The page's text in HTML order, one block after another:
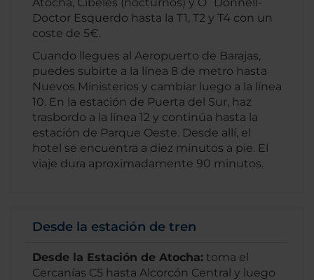
Doctor Esquerdo hasta la T1, T2 y T4 con un
coste de 5€.
Cuando llegues al Aeropuerto de Barajas,
puedes subirte a la línea 8 de metro hasta
Nuevos Ministerios y cambiar luego a la línea
10. En la estación de Puerta del Sur, haz
trasbordo a la línea 12 y continúa hasta la
estación de Parque Oeste. Desde allí, el
hotel se encuentra a diez minutos a pie. El
viaje dura aproximadamente 90 minutos.
Desde la estación de tren
Desde la Estación de Atocha: toma el
Cercanías C5 hasta Alcorcón Central y luego